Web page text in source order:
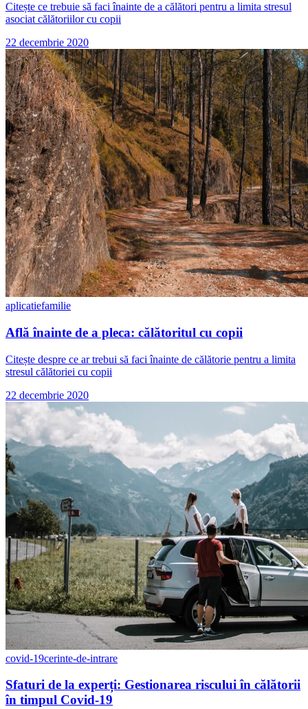
Citește ce trebuie să faci înainte de a călători pentru a limita stresul
asociat călătoriilor cu copii
22 decembrie 2020
aplicatiefamilie
Află înainte de a pleca: călătoritul cu copii
Citește despre ce ar trebui să faci înainte de călătorie pentru a limita
stresul călătoriei cu copii
22 decembrie 2020
covid-19cerinte-de-intrare
Sfaturi de la experți: Gestionarea riscului în călătorii
în timpul Covid-19